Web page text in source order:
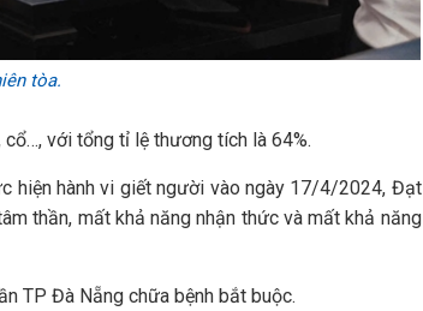
tòa.
với tổng tỉ lệ thương tích là 64%.
hiện hành vi giết người vào ngày 17/4/2024, Đạt
thần, mất khả năng nhận thức và mất khả năng
TP Đà Nẵng chữa bệnh bắt buộc.